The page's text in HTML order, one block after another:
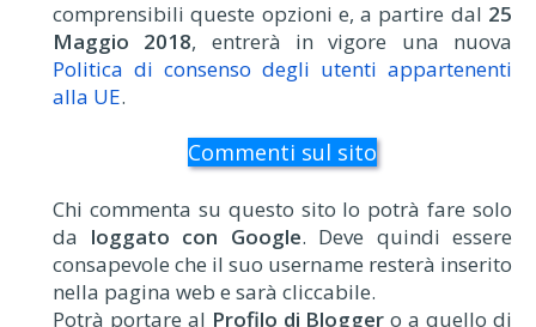
comprensibili queste opzioni e, a partire dal 25
Maggio 2018, entrerà in vigore una nuova
Politica di consenso degli utenti appartenenti
alla UE.
Commenti sul sito
Chi commenta su questo sito lo potrà fare solo
da loggato con Google. Deve quindi essere
consapevole che il suo username resterà inserito
nella pagina web e sarà cliccabile.
Potrà portare al Profilo di Blogger o a quello di